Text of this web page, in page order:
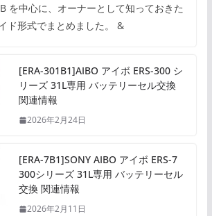
を中心に、オーナーとして知っておきた
ド形式でまとめました。 &
[ERA-301B1]AIBO アイボ ERS-300 シ
リーズ 31L専用 バッテリーセル交換
関連情報
2026年2月24日
[ERA-7B1]SONY AIBO アイボ ERS-7
300シリーズ 31L専用 バッテリーセル
交換 関連情報
2026年2月11日